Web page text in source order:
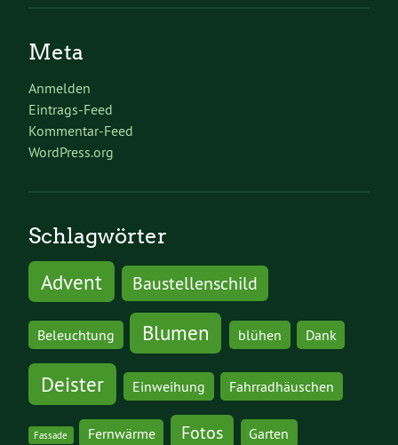
Meta
Anmelden
Eintrags-Feed
Kommentar-Feed
WordPress.org
Schlagwörter
Advent
Baustellenschild
Beleuchtung Blumen blühen Dank
Deister Einweihung Fahrradhäuschen
Fassade Fernwärme Fotos Garten